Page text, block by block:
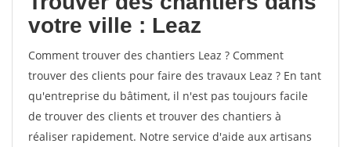
votre ville : Leaz
Comment trouver des chantiers Leaz ? Comment
trouver des clients pour faire des travaux Leaz ? En tant
qu'entreprise du bâtiment, il n'est pas toujours facile
de trouver des clients et trouver des chantiers à
réaliser rapidement. Notre service d'aide aux artisans